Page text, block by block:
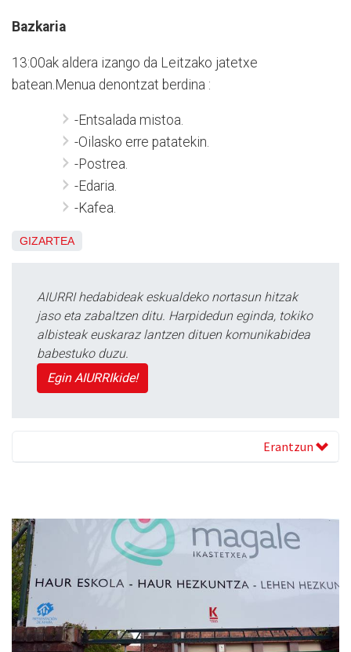
Bazkaria
13:00ak aldera izango da Leitzako jatetxe
batean.Menua denontzat berdina :
-Entsalada mistoa.
-Oilasko erre patatekin.
-Postrea.
-Edaria.
-Kafea.
GIZARTEA
AIURRI hedabideak eskualdeko nortasun hitzak
jaso eta zabaltzen ditu. Harpidedun eginda, tokiko
albisteak euskaraz lantzen dituen komunikabidea
babestuko duzu.
Egin AIURRIkide!
Erantzun